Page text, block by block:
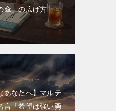
傘」の広げ方
あなたへ】マルテ
言「希望は強い勇